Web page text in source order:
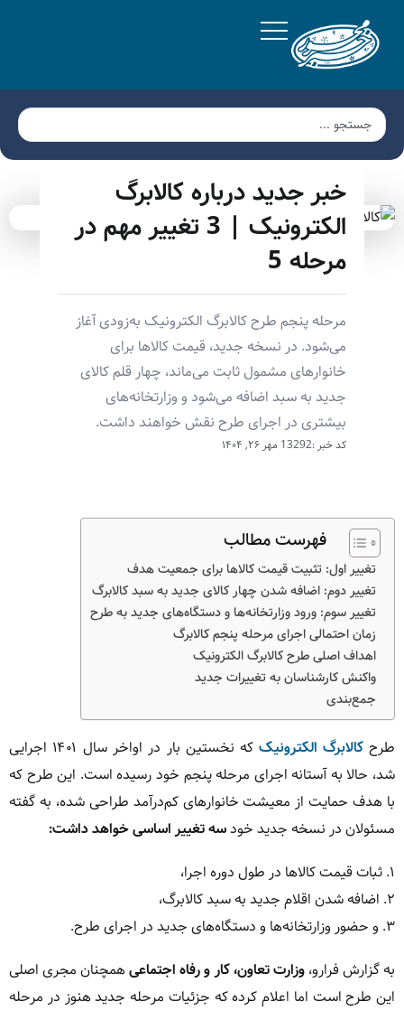
خبر جدید درباره کالابرگ
الکترونیک | 3 تغییر مهم در
مرحله 5
مرحله پنجم طرح کالابرگ الکترونیک به‌زودی آغاز
می‌شود. در نسخه جدید، قیمت کالاها برای
خانوارهای مشمول ثابت می‌ماند، چهار قلم کالای
جدید به سبد اضافه می‌شود و وزارتخانه‌های
بیشتری در اجرای طرح نقش خواهند داشت.
کد خبر :13292 مهر ۲۶, ۱۴۰۴
فهرست مطالب
تغییر اول: تثبیت قیمت کالاها برای جمعیت هدف
تغییر دوم: اضافه شدن چهار کالای جدید به سبد کالابرگ
تغییر سوم: ورود وزارتخانه‌ها و دستگاه‌های جدید به طرح
زمان احتمالی اجرای مرحله پنجم کالابرگ
اهداف اصلی طرح کالابرگ الکترونیک
واکنش کارشناسان به تغییرات جدید
جمع‌بندی
طرحکالابرگ الکترونیک
که نخستین بار در اواخر سال ۱۴۰۱ اجرایی
شد، حالا به آستانه اجرای مرحله پنجم خود رسیده است. این طرح که
با هدف حمایت از معیشت خانوارهای کم‌درآمد طراحی شده، به گفته
مسئولان در نسخه جدید خودسه تغییر اساسی خواهد داشت:
۱. ثبات قیمت کالاها در طول دوره اجرا،
۲. اضافه شدن اقلام جدید به سبد کالابرگ،
۳. و حضور وزارتخانه‌ها و دستگاه‌های جدید در اجرای طرح.
به گزارش فرارو،وزارت تعاون، کار و رفاه اجتماعیهمچنان مجری اصلی
این طرح است اما اعلام کرده که جزئیات مرحله جدید هنوز در مرحله